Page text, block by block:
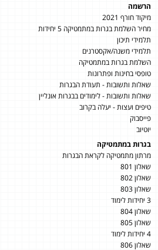
הרשמה
מיקוד חורף 2021
מחיר השלמת בגרות במתמטיקה 5 יחידות
תלמידי תיכון
תלמידי משנה/אקסטרנים
השלמת בגרות במתמטיקה
טופסי בחינות ופתרונות
שאלות ותשובות - תעודת הבגרות
שאלות ותשובות - לימודים בבגרות אונליין
טיפים ועצות - יעלה בקרוב
פייסבוק
יוטיוב
בגרות במתמטיקה
מרתון מתמטיקה לקראת הבגרות
שאלון 801
שאלון 802
שאלון 803
3 יחידות לימוד
שאלון 804
שאלון 805
4 יחידות לימוד
שאלון 806